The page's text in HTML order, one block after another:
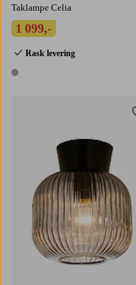
Taklampe Celia
1 099,-
Rask levering
1 farge